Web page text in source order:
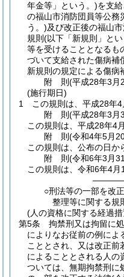
年金等」という。)を支
の福山市消防団員等公務
う。)及び改正後の福山
規則 (以下「新規則」と
等を受けることとなるも
づいて支給された傷病補
新規則の規定による傷病
附 則(平成28年3月
(施行期日)
1
この規則は、平成28年4
附 則(平成28年3月
この規則は、平成28年4
附 則(令和4年5月
この規則は、公布の日か
附 則(令和6年3月
この規則は、令和6年4月
○刑法等の一部を改
整理等に関する規
(人の資格に関する経過
第5条
拘禁刑又は拘留に
によりなお従前の例によ
こととされ、又は改正前
によることとされる人の
ついては、無期拘禁刑に